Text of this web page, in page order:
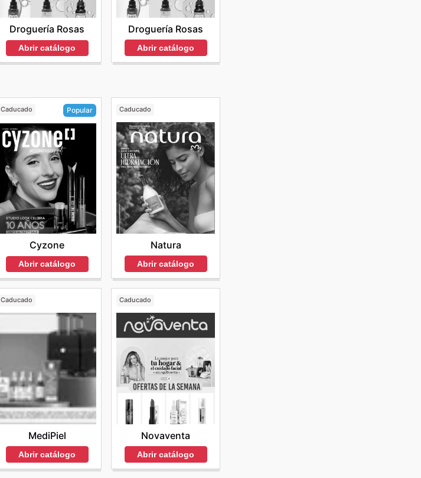
Droguería Rosas
Abrir catálogo
Droguería Rosas
Abrir catálogo
Caducado Popular
Cyzone
Abrir catálogo
Caducado
Natura
Abrir catálogo
Caducado
MediPiel
Abrir catálogo
Caducado
Novaventa
Abrir catálogo